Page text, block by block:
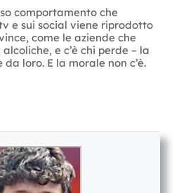
comportamento che
e sui social viene riprodotto
come le aziende che
e c’è chi perde – la
loro. E la morale non c’è.